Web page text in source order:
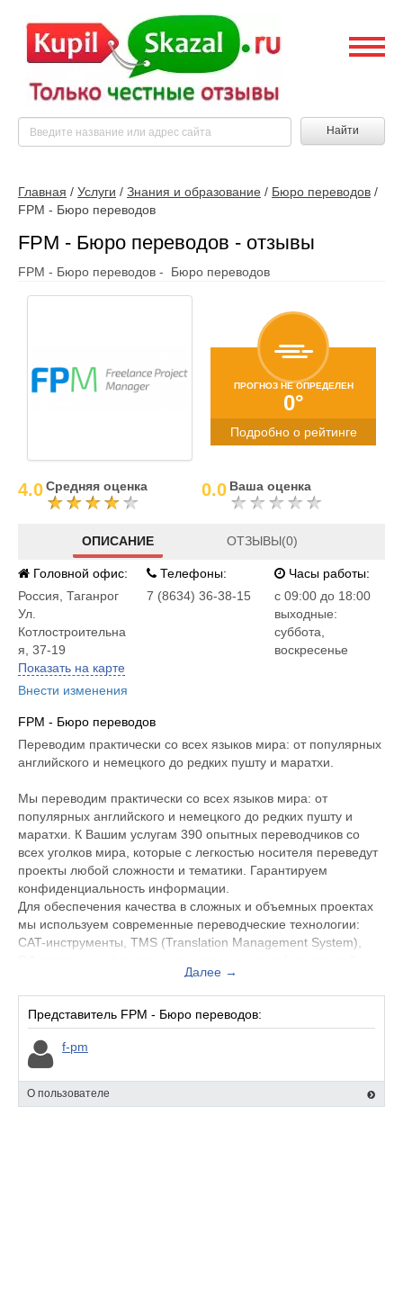
Найти
Главная / Услуги / Знания и образование / Бюро переводов /
FPM - Бюро переводов
FPM - Бюро переводов - отзывы
FPM - Бюро переводов - Бюро переводов
ПРОГНОЗ НЕ ОПРЕДЕЛЕН
0°
Подробно о рейтинге
4.0Средняя оценка 0.0 Ваша оценка
ОПИСАНИЕ ОТЗЫВЫ(0)
Головной офис:
Россия Таганрог
Ул.
Котлостроительна
я, 37-19
Показать на карте
Внести изменения
Телефоны:
7 (8634) 36-38-15
Часы работы:
c 09:00 до 18:00
выходные:
суббота,
воскресенье
FPM - Бюро переводов
Переводим практически со всех языков мира: от популярных
английского и немецкого до редких пушту и маратхи.
Мы переводим практически со всех языков мира: от
популярных английского и немецкого до редких пушту и
маратхи. К Вашим услугам 390 опытных переводчиков со
всех уголков мира, которые с легкостью носителя переведут
проекты любой сложности и тематики. Гарантируем
конфиденциальность информации.
Для обеспечения качества в сложных и объемных проектах
мы используем современные переводческие технологии:
CAT-инструменты, TMS (Translation Management System),
перевод, подготовка и использование глоссариев для
единства терминологии, управление и внедрение
собственных TM (Translation Memory), а также CRM-систему
собственной разработки.
Далее →
Представитель FPM - Бюро переводов:
f-pm
О пользователе